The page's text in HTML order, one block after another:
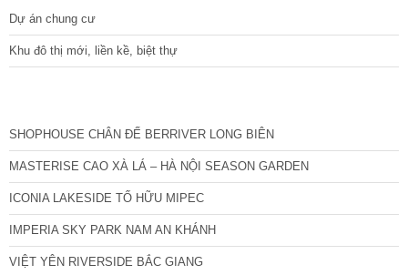
Dự án chung cư
Khu đô thị mới, liền kề, biệt thự
SHOPHOUSE CHÂN ĐẾ BERRIVER LONG BIÊN
MASTERISE CAO XÀ LÁ – HÀ NỘI SEASON GARDEN
ICONIA LAKESIDE TỐ HỮU MIPEC
IMPERIA SKY PARK NAM AN KHÁNH
VIỆT YÊN RIVERSIDE BẮC GIANG